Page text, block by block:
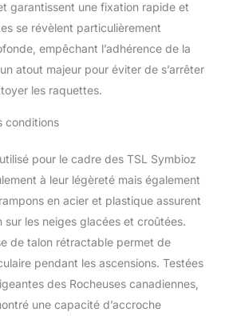
garantissent une fixation rapide et
se révèlent particulièrement
empêchant l’adhérence de la
atout majeur pour éviter de s’arrêter
les raquettes.
conditions
pour le cadre des TSL Symbioz
à leur légèreté mais également
en acier et plastique assurent
les neiges glacées et croûtées.
de talon rétractable permet de
pendant les ascensions. Testées
des Rocheuses canadiennes,
une capacité d’accroche